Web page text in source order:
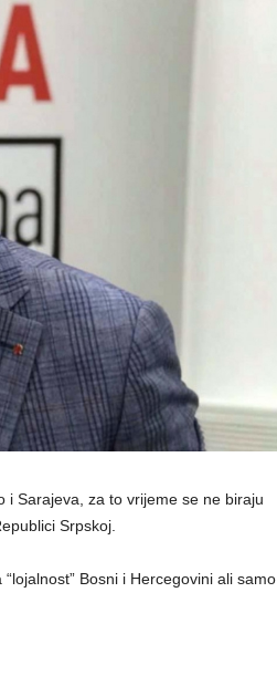
i Sarajeva, za to vrijeme se ne biraju
Srpskoj.
Bosni i Hercegovini ali samo